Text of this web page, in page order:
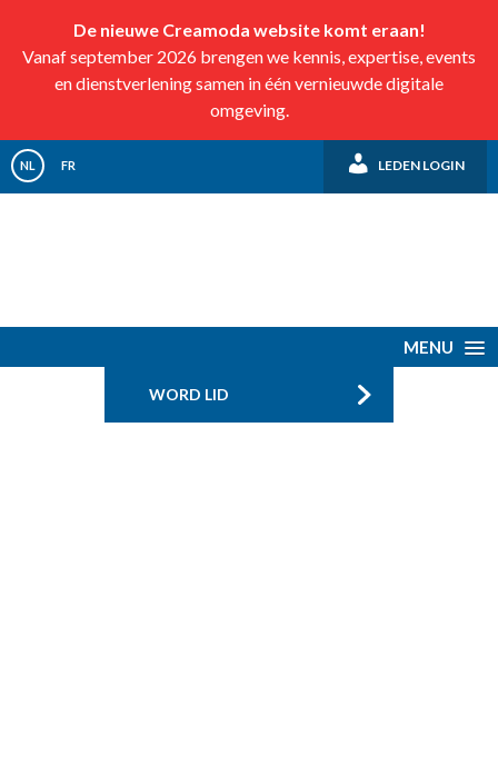
De nieuwe Creamoda website komt eraan!
Vanaf september 2026 brengen we kennis, expertise, events
en dienstverlening samen in één vernieuwde digitale
omgeving.
NL FR LEDEN LOGIN
MENU
WORD LID